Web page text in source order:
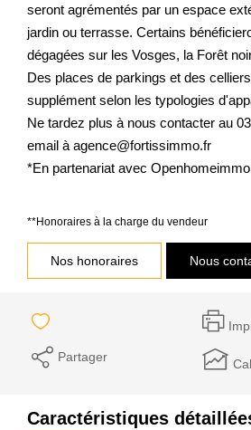
seront agrémentés par un espace
jardin ou terrasse. Certains
dégagées sur les Vosges, la Forêt
Des places de parkings et des
supplément selon les typologies
Ne tardez plus à nous contacter au
email à agence@fortissimmo.fr
*En partenariat avec Openhomeimmo
**Honoraires à la charge du vendeur
Nos honoraires Nous
Partager
Caractéristiques